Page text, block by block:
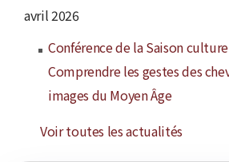
avril 2026
Conférence de la Saison
Comprendre les gestes des
images du Moyen Âge
Voir toutes les actualités